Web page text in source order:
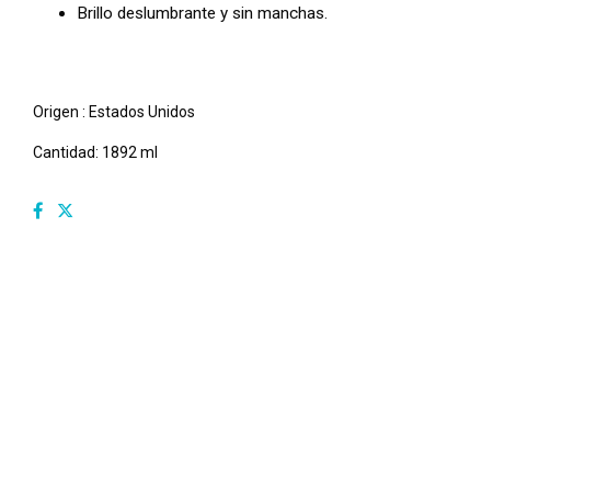
Brillo deslumbrante y sin manchas.
Origen : Estados Unidos
Cantidad: 1892 ml